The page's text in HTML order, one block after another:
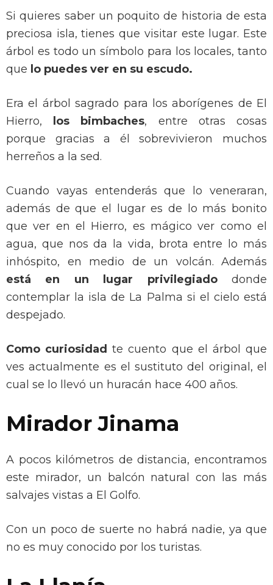
Si quieres saber un poquito de historia de esta
preciosa isla, tienes que visitar este lugar. Este
árbol es todo un símbolo para los locales, tanto
que lo puedes ver en su escudo.
Era el árbol sagrado para los aborígenes de El
Hierro,
los bimbaches, entre otras cosas
porque gracias a él sobrevivieron muchos
herreños a la sed.
Cuando vayas entenderás que lo veneraran,
además de que el lugar es de lo más bonito
que ver en el Hierro, es mágico ver como el
agua, que nos da la vida, brota entre lo más
inhóspito, en medio de un volcán. Además
está en un lugar privilegiadodonde
contemplar la isla de La Palma si el cielo está
despejado.
Como curiosidad te cuento que el árbol que
ves actualmente es el sustituto del original, el
cual se lo llevó un huracán hace 400 años.
Mirador Jinama
A pocos kilómetros de distancia, encontramos
este mirador, un balcón natural con las más
salvajes vistas a El Golfo.
Con un poco de suerte no habrá nadie, ya que
no es muy conocido por los turistas.